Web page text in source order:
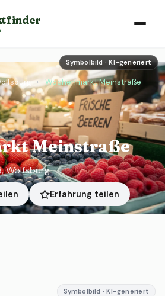
Symbolbild · KI-generiert
› Wochenmarkt Meinstraße
Meinstraße
Wolfsburg
Erfahrung teilen
Symbolbild · KI-generiert